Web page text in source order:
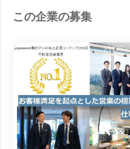
この企業の募集